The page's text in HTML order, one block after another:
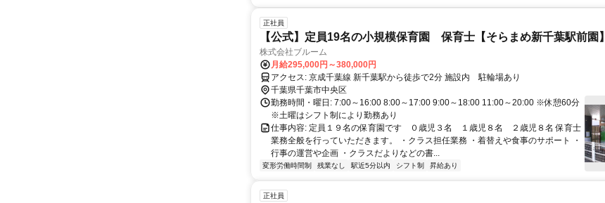
正社員
【公式】定員19名の小規模保育園 保育士【そらまめ新千葉駅前園】
株式会社ブルーム
月給295,000円～380,000円
アクセス: 京成千葉線 新千葉駅から徒歩で2分 施設内 駐輪場あり
千葉県千葉市中央区
勤務時間・曜日: 7:00～16:00 8:00～17:00 9:00～18:00 11:00～20:00 ※休憩60分
※土曜はシフト制により勤務あり
仕事内容: 定員１９名の保育園です ０歳児３名 １歳児８名 ２歳児８名 保育士
業務全般を行っていただきます。 ・クラス担任業務 ・着替えや食事のサポート ・
行事の運営や企画 ・クラスだよりなどの書...
変形労働時間制 残業なし 駅近5分以内 シフト制 昇給あり
正社員